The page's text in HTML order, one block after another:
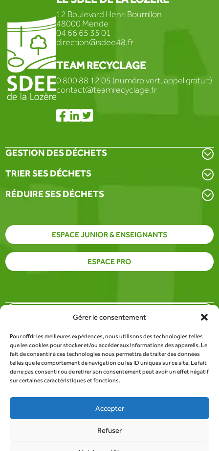
Gérer le consentement
Pour offrir les meilleures expériences, nous utilisons des technologies telles
que les cookies pour stocker et/ou accéder aux informations des appareils. Le
fait de consentir à ces technologies nous permettra de traiter des données
telles que le comportement de navigation ou les ID uniques sur ce site. Le fait
de ne pas consentir ou de retirer son consentement peut avoir un effet négatif
sur certaines caractéristiques et fonctions.
Accepter
Refuser
12 Boulevard Henri Bourrillon
48000 Mende
04 66 65 35 01
direction@sdee48.fr
TEAM RECYCLAGE
0 800 88 12 05 (numéro vert, appel gratuit)
contact@teamrecyclage.fr
GESTION DES DÉCHETS
TRIER SES DÉCHETS
RÉDUIRE SES DÉCHETS
ESPACE JUNIOR & ENSEIGNANTS
ESPACE PRO
SITE DU SDEE DE LA LOZÈRE
RESSOURCES
TROUVER UN POINT DE COLLECTE
Tous droits réservés au SDEE de la Lozère |